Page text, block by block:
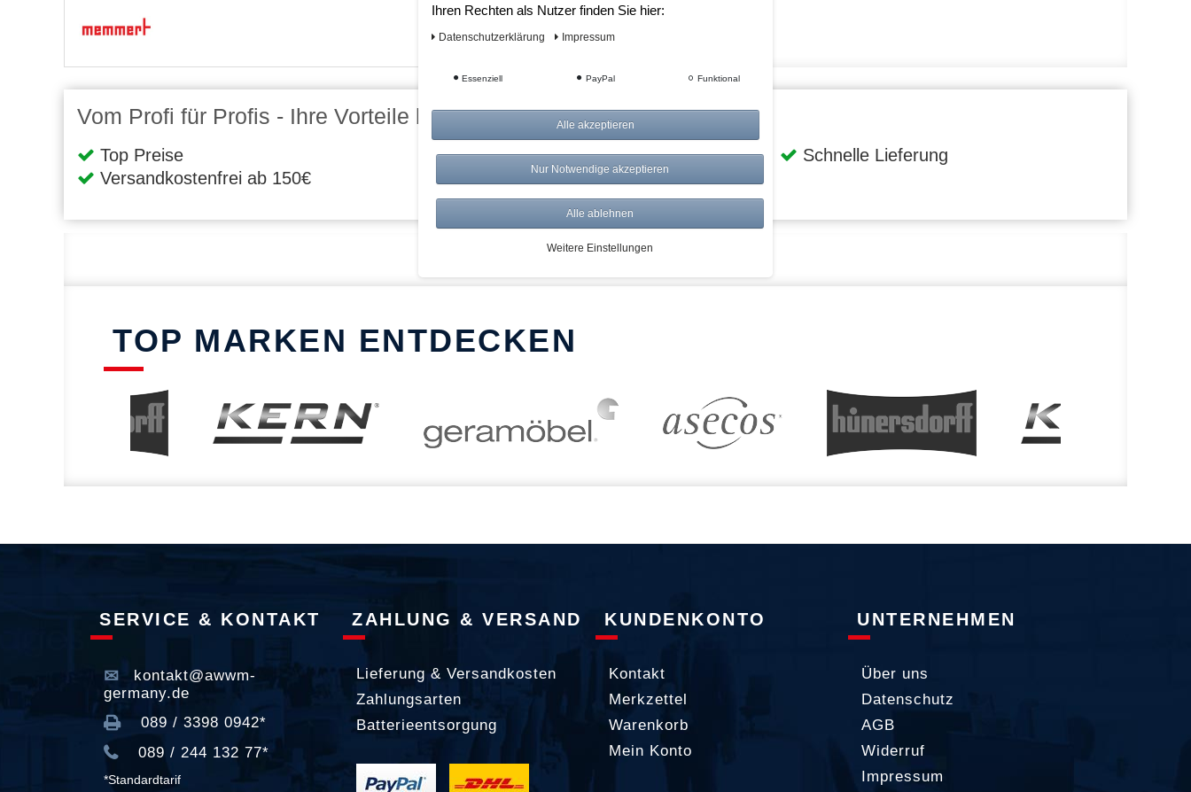
Vom Profi für Profis - Ihre Vorteile bei AWWM:
Top Preise
Versandkostenfrei ab 150€
Risikolos: 14 Tage Rückgabe
Über 20.000 Artikel
Schnelle Lieferung
TOP MARKEN ENTDECKEN
SERVICE & KONTAKT
kontakt@awwm-
germany.de
089 / 3398 0942*
089 / 244 132 77*
*Standardtarif
ZAHLUNG & VERSAND
Lieferung & Versandkosten
Zahlungsarten
Batterieentsorgung
KUNDENKONTO
Kontakt
Merkzettel
Warenkorb
Mein Konto
UNTERNEHMEN
Über uns
Datenschutz
AGB
Widerruf
Impressum
Ihren Rechten als Nutzer finden Sie hier:
Daten­schutz­erklärung Impressum
Essenziell PayPal Funktional
Alle akzeptieren
Nur Notwendige akzeptieren
Alle ablehnen
Weitere Einstellungen